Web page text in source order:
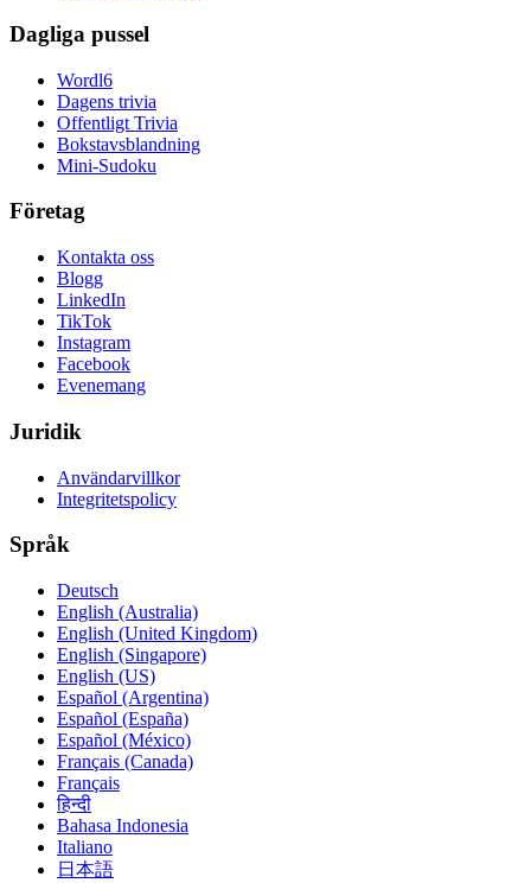
Dagliga pussel
Wordl6
Dagens trivia
Offentligt Trivia
Bokstavsblandning
Mini-Sudoku
Företag
Kontakta oss
Blogg
LinkedIn
TikTok
Instagram
Facebook
Evenemang
Juridik
Användarvillkor
Integritetspolicy
Språk
Deutsch
English (Australia)
English (United Kingdom)
English (Singapore)
English (US)
Español (Argentina)
Español (España)
Español (México)
Français (Canada)
Français
हिन्दी
Bahasa Indonesia
Italiano
日本語